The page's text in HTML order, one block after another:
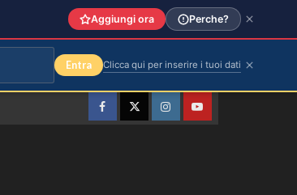
FacebookTwitterInstagramYouTube
Aggiungi ora Perche?
Entra Clicca qui per inserire i tuoi dati